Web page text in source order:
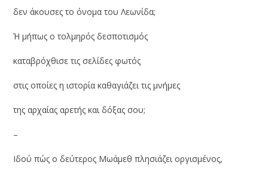
δεν άκουσες το όνομα του Λεωνίδα;
Ή μήπως ο τολμηρός δεσποτισμός
καταβρόχθισε τις σελίδες φωτός
στις οποίες η ιστορία καθαγιάζει τις μνήμες
της αρχαίας αρετής και δόξας σου;
–
Ιδού πώς ο δεύτερος Μωάμεθ πλησιάζει οργισμένος,